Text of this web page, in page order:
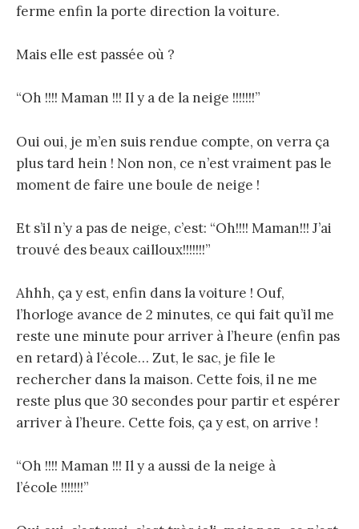
ferme enfin la porte direction la voiture.
Mais elle est passée où ?
“Oh !!!! Maman !!! Il y a de la neige !!!!!!!”
Oui oui, je m’en suis rendue compte, on verra ça
plus tard hein ! Non non, ce n’est vraiment pas le
moment de faire une boule de neige !
Et s’il n’y a pas de neige, c’est: “Oh!!!! Maman!!! J’ai
trouvé des beaux cailloux!!!!!!!”
Ahhh, ça y est, enfin dans la voiture ! Ouf,
l’horloge avance de 2 minutes, ce qui fait qu’il me
reste une minute pour arriver à l’heure (enfin pas
en retard) à l’école… Zut, le sac, je file le
rechercher dans la maison. Cette fois, il ne me
reste plus que 30 secondes pour partir et espérer
arriver à l’heure. Cette fois, ça y est, on arrive !
“Oh !!!! Maman !!! Il y a aussi de la neige à
l’école !!!!!!!”